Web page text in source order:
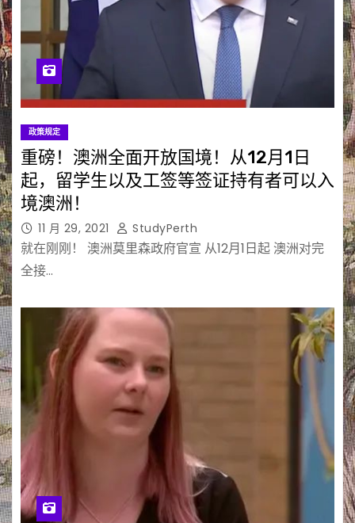
政策规定
重磅！澳洲全面开放国境！从12月1日
起，留学生以及工签等签证持有者可以入
境澳洲！
11 月 29, 2021 StudyPerth
就在刚刚！ 澳洲莫里森政府官宣 从12月1日起 澳洲对完
全接…